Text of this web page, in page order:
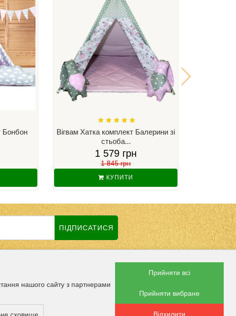
Бонбон
Вігвам Хатка комплект Балерини зі
стьоба...
1 579 грн
1 845 грн
КУПИТИ
ПІДПИСАТИСЯ
ОПЛАТИ
нашого сайту з партнерами
Прийняти всі
Прийняти вибране
Відхилити